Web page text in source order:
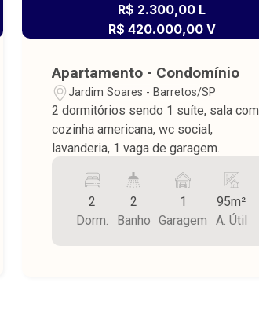
R$ 2.300,00 L
R$ 420.000,00 V
Apartamento - Condomínio
Jardim Soares - Barretos/SP
2 dormitórios sendo 1 suíte, sala com
cozinha americana, wc social,
lavanderia, 1 vaga de garagem.
2
Dorm.
2
Banho
1
Garagem
95m²
A. Útil